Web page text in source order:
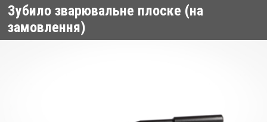
Зубило зварювальне плоске (на
замовлення)